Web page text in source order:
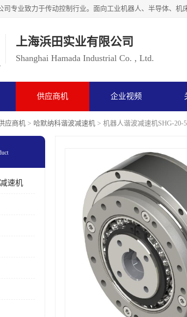
上海浜田实业有限公司
Shanghai Hamada Industrial Co. , Ltd.
供应商机 企业视频
应商机 > 哈默纳科谐波减速机 > 机器人谐波减速机SHG-20-
速机